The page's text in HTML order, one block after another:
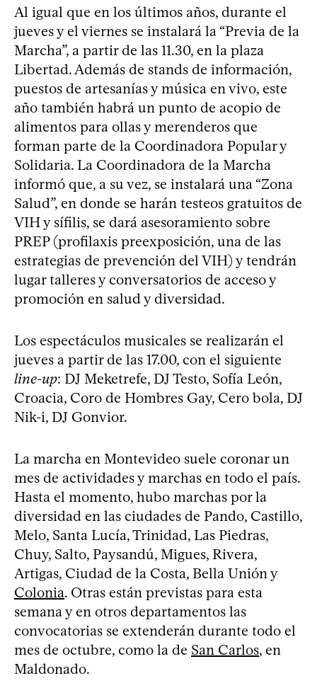
Al igual que en los últimos años, durante el
jueves y el viernes se instalará la “Previa de la
Marcha”, a partir de las 11.30, en la plaza
Libertad. Además de stands de información,
puestos de artesanías y música en vivo, este
año también habrá un punto de acopio de
alimentos para ollas y merenderos que
forman parte de la Coordinadora Popular y
Solidaria. La Coordinadora de la Marcha
informó que, a su vez, se instalará una “Zona
Salud”, en donde se harán testeos gratuitos de
VIH y sífilis, se dará asesoramiento sobre
PREP (profilaxis preexposición, una de las
estrategias de prevención del VIH) y tendrán
lugar talleres y conversatorios de acceso y
promoción en salud y diversidad.
Los espectáculos musicales se realizarán el
jueves a partir de las 17.00, con el siguiente
line-up: DJ Meketrefe, DJ Testo, Sofía León,
Croacia, Coro de Hombres Gay, Cero bola, DJ
Nik-i, DJ Gonvior.
La marcha en Montevideo suele coronar un
mes de actividades y marchas en todo el país.
Hasta el momento, hubo marchas por la
diversidad en las ciudades de Pando, Castillo,
Melo, Santa Lucía, Trinidad, Las Piedras,
Chuy, Salto, Paysandú, Migues, Rivera,
Artigas, Ciudad de la Costa, Bella Unión y
Colonia. Otras están previstas para esta
semana y en otros departamentos las
convocatorias se extenderán durante todo el
mes de octubre, como la de San Carlos, en
Maldonado.